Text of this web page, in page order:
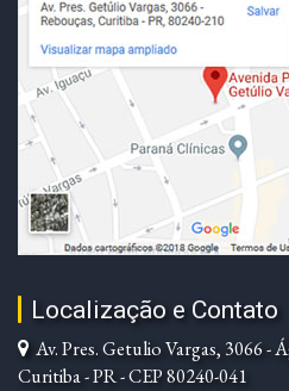
Localização e Contato
Av. Pres. Getulio Vargas, 3066 -
Curitiba - PR - CEP 80240-041